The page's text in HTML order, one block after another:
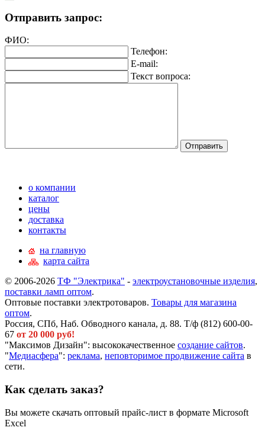
Отправить запрос:
ФИО:
Телефон:
E-mail:
Текст вопроса:
о компании
каталог
цены
доставка
контакты
на главную
карта сайта
© 2006-2026 ТФ "Электрика" - электроустановочные изделия,
поставки ламп оптом.
Оптовые поставки электротоваров. Товары для магазина
оптом.
Россия, СПб, Наб. Обводного канала, д. 88. Т/ф (812) 600-00-
67 от 20 000 руб!
"Максимов Дизайн": высококачественное создание сайтов.
"Медиасфера": реклама, неповторимое продвижение сайта в
сети.
Как сделать заказ?
Вы можете скачать оптовый прайс-лист в формате Microsoft
Excel